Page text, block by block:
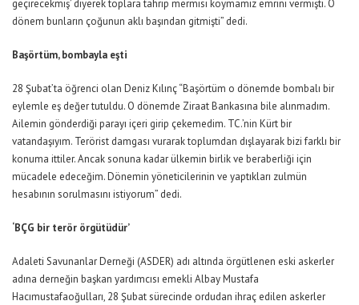
geçirecekmiş’ diyerek toplara tahrip mermisi koymamız emrini vermişti. O
dönem bunların çoğunun aklı başından gitmişti” dedi.
Başörtüm, bombayla eşti
28 Şubat’ta öğrenci olan Deniz Kılınç “Başörtüm o dönemde bombalı bir
eylemle eş değer tutuldu. O dönemde Ziraat Bankasına bile alınmadım.
Ailemin gönderdiği parayı içeri girip çekemedim. TC.’nin Kürt bir
vatandaşıyım. Terörist damgası vurarak toplumdan dışlayarak bizi farklı bir
konuma ittiler. Ancak sonuna kadar ülkemin birlik ve beraberliği için
mücadele edeceğim. Dönemin yöneticilerinin ve yaptıkları zulmün
hesabının sorulmasını istiyorum” dedi.
‘BÇG bir terör örgütüdür’
Adaleti Savunanlar Derneği (ASDER) adı altında örgütlenen eski askerler
adına derneğin başkan yardımcısı emekli Albay Mustafa
Hacımustafaoğulları, 28 Şubat sürecinde ordudan ihraç edilen askerler